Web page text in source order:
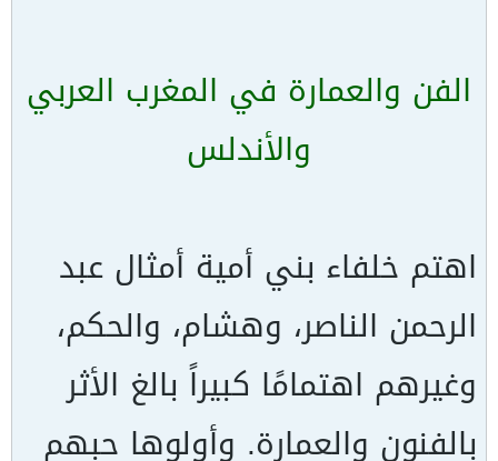
الفن والعمارة في المغرب العربي
والأندلس
اهتم خلفاء بني أمية أمثال عبد
الرحمن الناصر، وهشام، والحكم،
وغيرهم اهتمامًا كبيراً بالغ الأثر
بالفنون والعمارة. وأولوها حبهم